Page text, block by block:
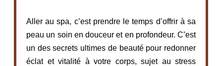
Aller au spa, c’est prendre le temps d’offrir à sa
peau un soin en douceur et en profondeur. C’est
un des secrets ultimes de beauté pour redonner
éclat et vitalité à votre corps, sujet au stress